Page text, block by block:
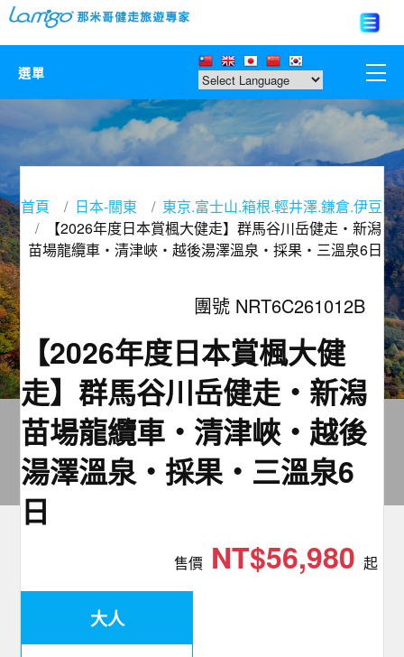
選單
那米哥莊園
中國
日本
亞洲韓國
歐美紐澳
台灣
夯講座
自由行
首頁 日本-關東
東京.富士山.箱根.輕井澤.鎌倉.伊豆
【2026年度日本賞楓大健走】群馬谷川岳健走‧新潟
苗場龍纜車‧清津峽‧越後湯澤溫泉‧採果‧三溫泉6日
團號 NRT6C261012B
【2026年度日本賞楓大健
走】群馬谷川岳健走‧新潟
苗場龍纜車‧清津峽‧越後
湯澤溫泉‧採果‧三溫泉6
日
售價NT$56,980 起
大人